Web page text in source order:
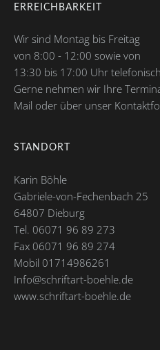
ERREICHBARKEIT
Wir sind Montag bis Freitag
von 8:00 - 12:00 sowie von
13:30 bis 17:00 Uhr
Gerne nehmen wir Ihre
Mail oder über unser
STANDORT
Karin Böhle
Gabriele-von-Fechenbach 25
64807 Dieburg
Tel. 06071 96 89 273
Fax 06071 96 89 274
Mobil 01714986261
Info@schriftart-boehle.de
www.schriftart-boehle.de